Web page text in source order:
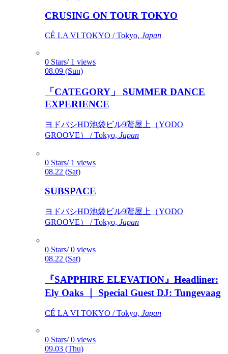
CRUSING ON TOUR TOKYO
CÉ LA VI TOKYO / Tokyo, Japan
0 Stars/ 1 views
08.09 (Sun)
「CATEGORY」 SUMMER DANCE
EXPERIENCE
ヨドバシHD池袋ビル9階屋上（YODO
GROOVE） / Tokyo, Japan
0 Stars/ 1 views
08.22 (Sat)
SUBSPACE
ヨドバシHD池袋ビル9階屋上（YODO
GROOVE） / Tokyo, Japan
0 Stars/ 0 views
08.22 (Sat)
『SAPPHIRE ELEVATION』Headliner:
Ely Oaks ｜ Special Guest DJ: Tungevaag
CÉ LA VI TOKYO / Tokyo, Japan
0 Stars/ 0 views
09.03 (Thu)